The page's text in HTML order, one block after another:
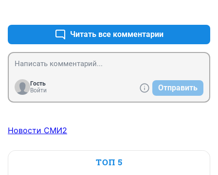
Читать все комментарии
Гость
Войти
Отправить
Новости СМИ2
ТОП 5